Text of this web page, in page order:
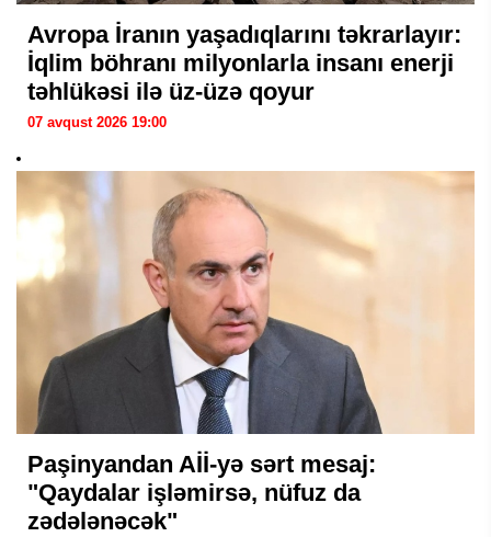
Avropa İranın yaşadıqlarını təkrarlayır:
İqlim böhranı milyonlarla insanı enerji
təhlükəsi ilə üz-üzə qoyur
07 avqust 2026 19:00
Paşinyandan Aİİ-yə sərt mesaj:
"Qaydalar işləmirsə, nüfuz da
zədələnəcək"